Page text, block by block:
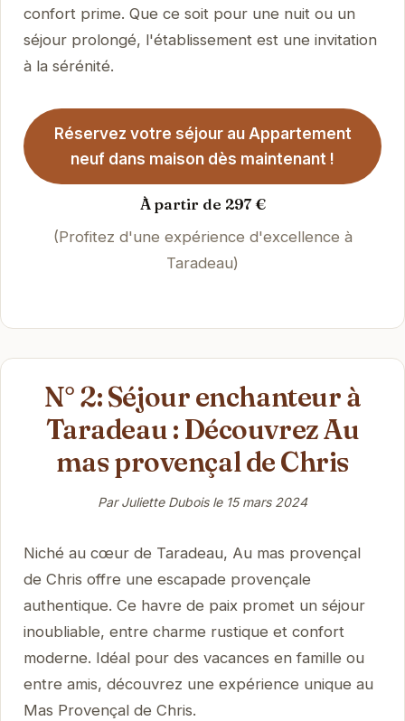
confort prime. Que ce soit pour une nuit ou un
séjour prolongé, l'établissement est une invitation
à la sérénité.
Réservez votre séjour au Appartement
neuf dans maison dès maintenant !
À partir de 297 €
(Profitez d'une expérience d'excellence à
Taradeau)
N° 2: Séjour enchanteur à
Taradeau : Découvrez Au
mas provençal de Chris
Par Juliette Dubois le 15 mars 2024
Niché au cœur de Taradeau, Au mas provençal
de Chris offre une escapade provençale
authentique. Ce havre de paix promet un séjour
inoubliable, entre charme rustique et confort
moderne. Idéal pour des vacances en famille ou
entre amis, découvrez une expérience unique au
Mas Provençal de Chris.